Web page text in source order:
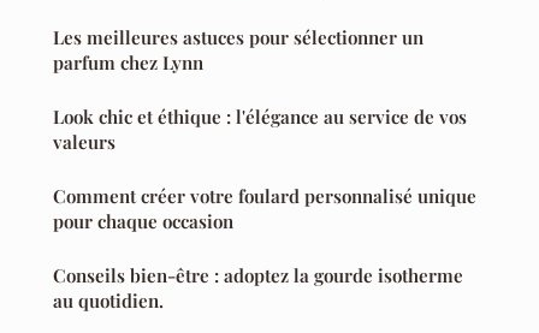
Les meilleures astuces pour sélectionner un
parfum chez Lynn
Look chic et éthique : l'élégance au service de vos
valeurs
Comment créer votre foulard personnalisé unique
pour chaque occasion
Conseils bien-être : adoptez la gourde isotherme
au quotidien.